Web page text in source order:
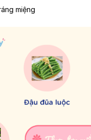
miệng